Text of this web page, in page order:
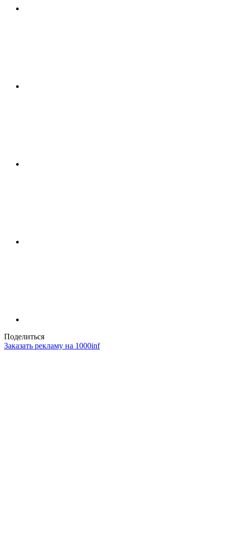
Поделиться
Заказать рекламу на 1000inf